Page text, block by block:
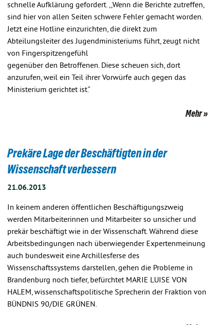
schnelle Aufklärung gefordert. ,,Wenn die Berichte zutreffen,
sind hier von allen Seiten schwere Fehler gemacht worden.
Jetzt eine Hotline einzurichten, die direkt zum
Abteilungsleiter des Jugendministeriums führt, zeugt nicht
von Fingerspitzengefühl
gegenüber den Betroffenen. Diese scheuen sich, dort
anzurufen, weil ein Teil ihrer Vorwürfe auch gegen das
Ministerium gerichtet ist.“
Mehr
Prekäre Lage der Beschäftigten in der
Wissenschaft verbessern
21.06.2013
In keinem anderen öffentlichen Beschäftigungszweig
werden Mitarbeiterinnen und Mitarbeiter so unsicher und
prekär beschäftigt wie in der Wissenschaft. Während diese
Arbeitsbedingungen nach überwiegender Expertenmeinung
auch bundesweit eine Archillesferse des
Wissenschaftssystems darstellen, gehen die Probleme in
Brandenburg noch tiefer, befürchtet MARIE LUISE VON
HALEM, wissenschaftspolitische Sprecherin der Fraktion von
BÜNDNIS 90/DIE GRÜNEN.